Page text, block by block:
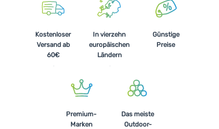
Kostenloser
Versand ab
60€
In vierzehn
europäischen
Ländern
Günstige
Preise
Premium-
Marken
Das meiste
Outdoor-